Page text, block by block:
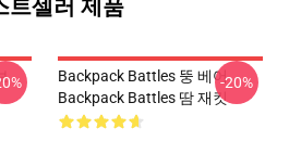
트셀러 제품
Backpack Battles 뚱 베어
Backpack Battles 땀 재킷
-20%